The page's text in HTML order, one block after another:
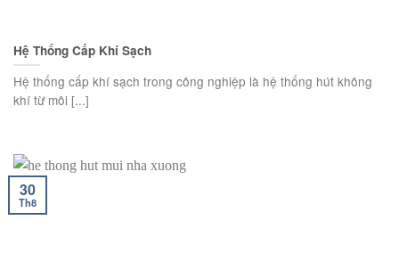
Hệ Thống Cấp Khí Sạch
Hệ thống cấp khí sạch trong công nghiệp là hệ thống hút không
khí từ môi [...]
30
Th8